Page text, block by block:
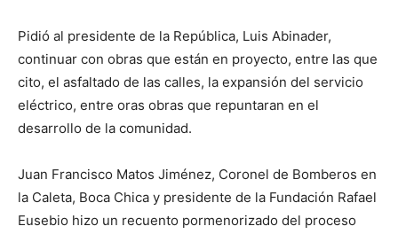
Pidió al presidente de la República, Luis Abinader,
continuar con obras que están en proyecto, entre las que
cito, el asfaltado de las calles, la expansión del servicio
eléctrico, entre oras obras que repuntaran en el
desarrollo de la comunidad.
Juan Francisco Matos Jiménez, Coronel de Bomberos en
la Caleta, Boca Chica y presidente de la Fundación Rafael
Eusebio hizo un recuento pormenorizado del proceso